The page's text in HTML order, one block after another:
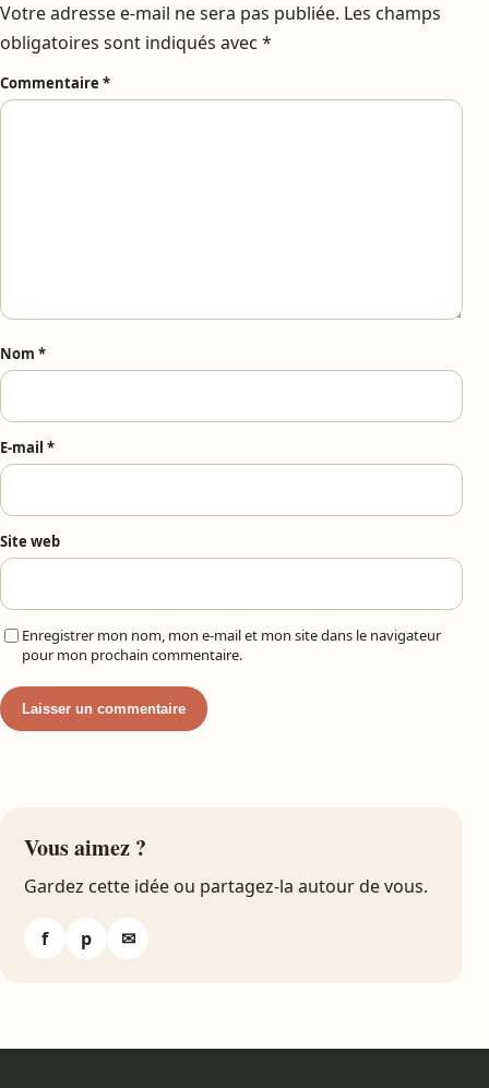
Votre adresse e-mail ne sera pas publiée. Les champs
obligatoires sont indiqués avec *
Commentaire *
Nom *
E-mail *
Site web
Enregistrer mon nom, mon e-mail et mon site dans le navigateur
pour mon prochain commentaire.
Vous aimez ?
Gardez cette idée ou partagez-la autour de vous.
f p ✉